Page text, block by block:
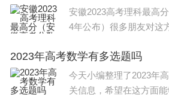
安徽2023高考理科最高
4年公布）很多朋友对这
年安徽理科最高分为714
徽高考文科最高分为669
2023年高考数学有多选题吗
今天小编整理了2023年
关信息，希望在这方面能够